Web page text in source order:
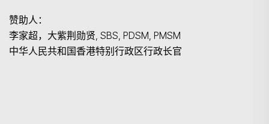
赞助人：
李家超，大紫荆勋贤, SBS, PDSM, PMSM
中华人民共和国香港特别行政区行政长官